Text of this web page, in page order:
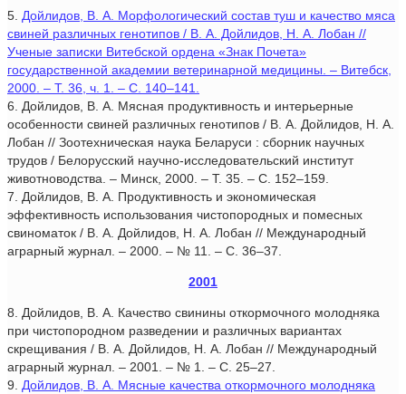
5. Дойлидов, В. А. Морфологический состав туш и качество мяса
свиней различных генотипов / В. А. Дойлидов, Н. А. Лобан //
Ученые записки Витебской ордена «Знак Почета»
государственной академии ветеринарной медицины. – Витебск,
2000. – Т. 36, ч. 1. – С. 140–141.
6. Дойлидов, В. А. Мясная продуктивность и интерьерные
особенности свиней различных генотипов / В. А. Дойлидов, Н. А.
Лобан // Зоотехническая наука Беларуси : сборник научных
трудов / Белорусский научно-исследовательский институт
животноводства. – Минск, 2000. – Т. 35. – С. 152–159.
7. Дойлидов, В. А. Продуктивность и экономическая
эффективность использования чистопородных и помесных
свиноматок / В. А. Дойлидов, Н. А. Лобан // Международный
аграрный журнал. – 2000. – № 11. – С. 36–37.
2001
8. Дойлидов, В. А. Качество свинины откормочного молодняка
при чистопородном разведении и различных вариантах
скрещивания / В. А. Дойлидов, Н. А. Лобан // Международный
аграрный журнал. – 2001. – № 1. – С. 25–27.
9. Дойлидов, В. А. Мясные качества откормочного молодняка